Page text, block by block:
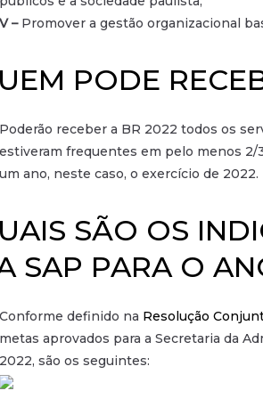
V –Promover a gestão organizacional
PODE
Poderão receber a BR 2022 todos os
estiveram frequentes em pelo menos 2/
um ano, neste caso, o exercício de 2022.
SÃO OS
SAP PARA O
Conforme definido na Resolução
metas aprovados para a Secretaria da
2022, são os seguintes: